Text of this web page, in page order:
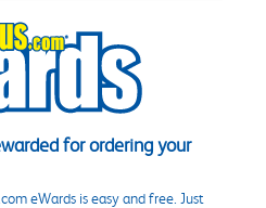
for ordering your
eWards is easy and free. Just